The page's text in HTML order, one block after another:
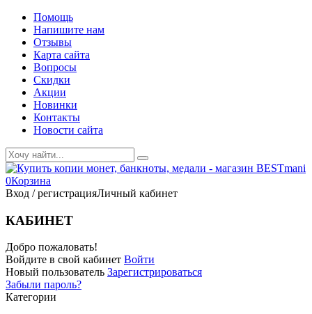
Помощь
Напишите нам
Отзывы
Карта сайта
Вопросы
Скидки
Акции
Новинки
Контакты
Новости сайта
0Корзина
Вход / регистрацияЛичный кабинет
КАБИНЕТ
Добро пожаловать!
Войдите в свой кабинет Войти
Новый пользователь Зарегистрироваться
Забыли пароль?
Категории